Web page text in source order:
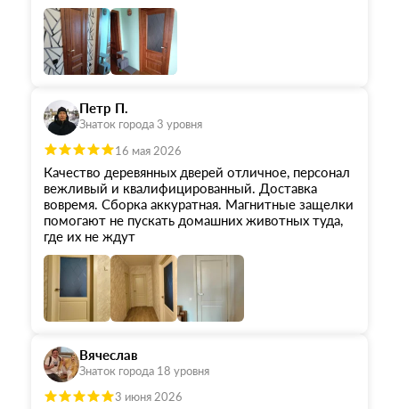
Петр П.
Знаток города 3 уровня
16 мая 2026
Качество деревянных дверей отличное, персонал
вежливый и квалифицированный. Доставка
вовремя. Сборка аккуратная. Магнитные защелки
помогают не пускать домашних животных туда,
где их не ждут
Вячеслав
Знаток города 18 уровня
3 июня 2026